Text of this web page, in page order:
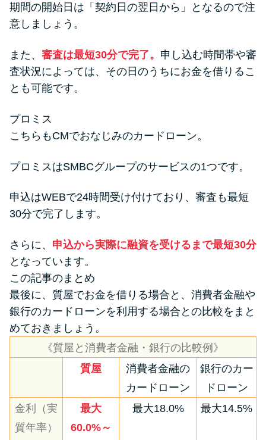
期間の開始日は「契約日の翌日から」となるので注
意しましょう。
また、 審査は最短30分で完了。 申し込む時間帯や審
査状況によっては、その日のうちにお金を借りるこ
とも可能です。
プロミス
こちらもCMでおなじみのカードローン。
プロミスはSMBCグループのサービスの1つです。
申込はWEBで24時間受け付けており、審査も最短
30分で完了します。
さらに、 申込から実際に融資を受けるまで最短30分
となっています。
この記事のまとめ
最後に、質屋でお金を借りる場合と、消費者金融や
銀行のカードローンを利用する場合との比較をまと
めておきましょう。
《質屋と消費者金融・銀行の比較例》
質屋
消費者金融の
カードローン
銀行のカー
ドローン
金利（実
質年率）
最大
60.0%～
最大18.0% 最大14.5%